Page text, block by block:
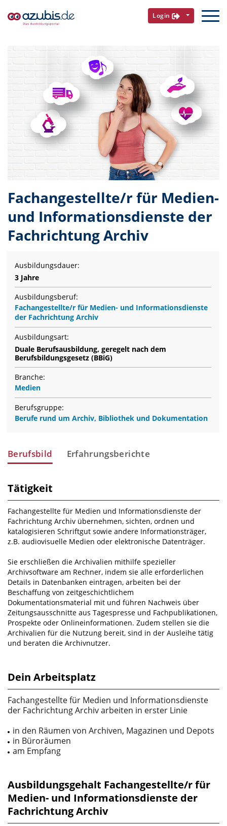
Login
Fachangestellte/r für Medien-
und Informationsdienste der
Fachrichtung Archiv
Ausbildungsdauer:
3 Jahre
Ausbildungsberuf:
Fachangestellte/r für Medien- und Informationsdienste
der Fachrichtung Archiv
Ausbildungsart:
Duale Berufsausbildung, geregelt nach dem
Berufsbildungsgesetz (BBiG)
Branche:
Medien
Berufsgruppe:
Berufe rund um Archiv, Bibliothek und Dokumentation
Berufsbild Erfahrungsberichte
Tätigkeit
Fachangestellte für Medien­ und Informationsdienste der
Fachrichtung Archiv übernehmen, sichten, ordnen und
katalogisieren Schriftgut sowie andere Informationsträger,
z.B. audiovisuelle Medien oder elektronische Datenträger.
Sie erschließen die Archivalien mithilfe spezieller
Archivsoftware am Rech­ner, indem sie alle erforderlichen
Details in Datenbanken eintragen, arbeiten bei der
Beschaffung von zeitgeschichtlichem
Dokumentationsmaterial mit und führen Nachweis über
Zeitungsausschnitte aus Tagespresse und Fachpublikationen,
Prospekte oder Onlineinformationen. Zudem stellen sie die
Ar­chivalien für die Nutzung bereit, sind in der Ausleihe tätig
und beraten die Archivnutzer.
Dein Arbeitsplatz
Fachangestellte für Medien­ und Informationsdienste
der Fachrichtung Archiv arbeiten in erster Linie
in den Räumen von Archiven, Magazinen und Depots
in Büroräumen
am Empfang
Ausbildungsgehalt Fachangestellte/r für
Medien- und Informationsdienste der
Fachrichtung Archiv